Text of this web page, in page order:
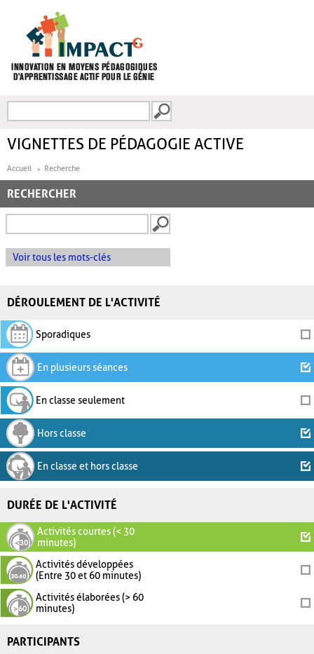
FORMULAIRE DE
VIGNETTES DE PÉDAGOGIE ACTIVE
Accueil Recherche
RECHERCHER
Voir tous les mots-clés
DÉROULEMENT DE L'ACTIVITÉ
Sporadiques
En plusieurs séances
En classe seulement
Hors classe
En classe et hors classe
DURÉE DE L'ACTIVITÉ
Activités courtes (< 30
minutes)
Activités développées
(Entre 30 et 60 minutes)
Activités élaborées (> 60
minutes)
PARTICIPANTS